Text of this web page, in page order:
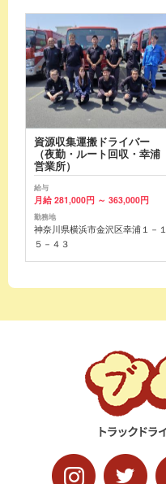
資源収集運搬ドライバー
（夜勤・ルート回収・幸浦
営業所）
給与
月給 281,000円 ～ 363,000円
勤務地
神奈川県横浜市金沢区幸浦１－１
５－４３